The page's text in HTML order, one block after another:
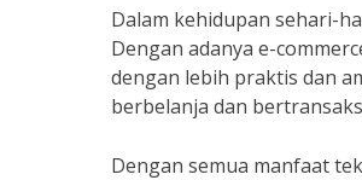
Dalam kehidupan sehari-
Dengan adanya e-
dengan lebih praktis dan
berbelanja dan
Dengan semua manfaat